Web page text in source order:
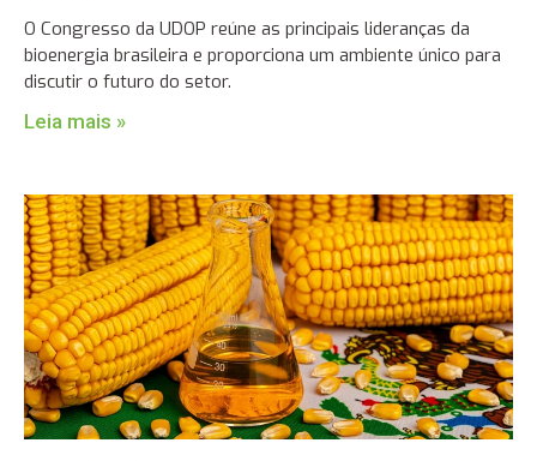
O Congresso da UDOP reúne as principais lideranças da
bioenergia brasileira e proporciona um ambiente único para
discutir o futuro do setor.
Leia mais »